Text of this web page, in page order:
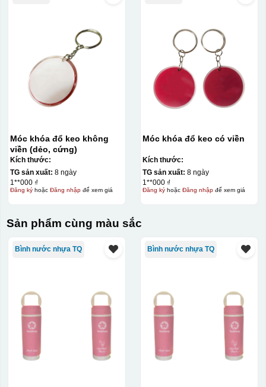
Móc khóa đổ keo không
viền (dẻo, cứng)
Kích thước:
TG sản xuất: 8 ngày
1**000 ₫
Đăng kýhoặc Đăng nhậpđể xem giá
Móc khóa đổ keo có viền
Kích thước:
TG sản xuất: 8 ngày
1**000 ₫
Đăng kýhoặc Đăng nhậpđể xem giá
Sản phẩm cùng màu sắc
Bình nước nhựa TQ Bình nước nhựa TQ